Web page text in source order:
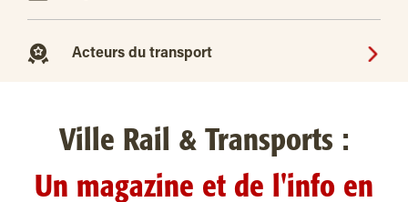
Acteurs du transport
Ville Rail & Transports :
Un magazine et de l'info en